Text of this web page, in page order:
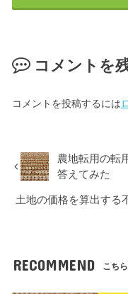
コメントを
コメントを投稿するには
農地転用の転
答えてみた
土地の価格を算出する
RECOMMEND こち